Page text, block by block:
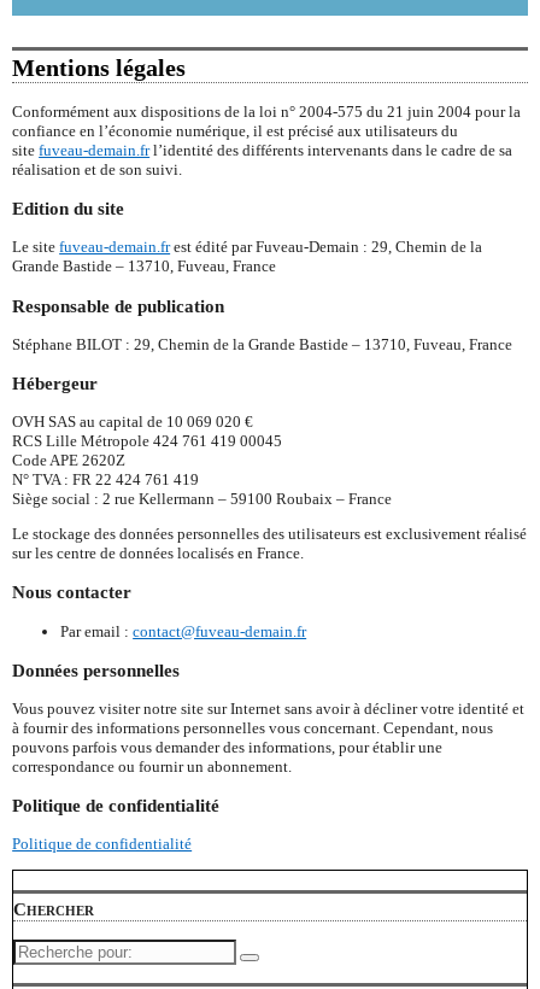
Mentions légales
Conformément aux dispositions de la loi n° 2004-575 du 21 juin 2004 pour la
confiance en l’économie numérique, il est précisé aux utilisateurs du
sitefuveau-demain.frl’identité des différents intervenants dans le cadre de sa
réalisation et de son suivi.
Edition du site
Le sitefuveau-demain.frest édité par Fuveau-Demain : 29, Chemin de la
Grande Bastide – 13710, Fuveau, France
Responsable de publication
Stéphane BILOT : 29, Chemin de la Grande Bastide – 13710, Fuveau, France
Hébergeur
OVH SAS au capital de 10 069 020 €
RCS Lille Métropole 424 761 419 00045
Code APE 2620Z
N° TVA : FR 22 424 761 419
Siège social : 2 rue Kellermann – 59100 Roubaix – France
Le stockage des données personnelles des utilisateurs est exclusivement réalisé
sur les centre de données localisés en France.
Nous contacter
Par email :contact@fuveau-demain.fr
Données personnelles
Vous pouvez visiter notre site sur Internet sans avoir à décliner votre identité et
à fournir des informations personnelles vous concernant. Cependant, nous
pouvons parfois vous demander des informations, pour établir une
correspondance ou fournir un abonnement.
Politique de confidentialité
Politique de confidentialité
Chercher
Recherche
pour: